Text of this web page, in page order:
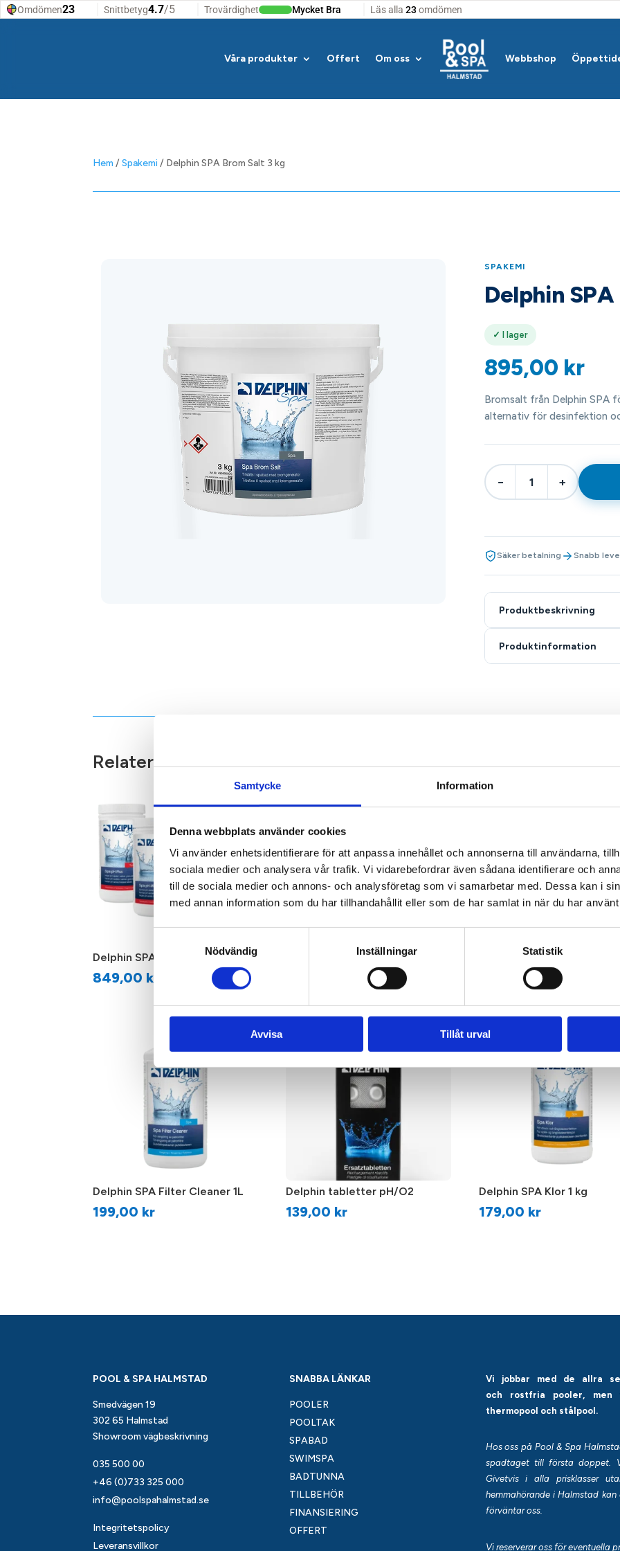
Samtycke Information
Denna webbplats använder cookies
Vi använder enhetsidentifierare för att anpassa innehållet och annonserna till användarna,
sociala medier och analysera vår trafik. Vi vidarebefordrar även sådana identifierare och
till de sociala medier och annons- och analysföretag som vi samarbetar med. Dessa kan i
med annan information som du har tillhandahållit eller som de har samlat in när du har
Nödvändig
Inställningar Statistik
Avvisa Tillåt urval
Våra produkter Offert Om oss Webbshop
Hem /Spakemi / Delphin SPA Brom Salt 3 kg
SPAKEMI
Delphin
✓ I lager
895,00 kr
Bromsalt från Delphin SPA
alternativ för desinfektion
− +
Säker betalning Snabb
Produktbeskrivning
Delphin SPA Brom Salt
bromgenerator.
desinficera vattnet. Det
spabad med
även bromvärdet och
Fördelar
Bromsalt för spabad med
Klorfritt alternativ för
Passar för spabad med
Praktisk 3 kg förpackning
Produktinformation
Relaterade produkter
Delphin SPA Startset Klor
849,00 kr
MSpa Lilla Startpaketet Delphin SPA pH Plus 1 kg
kr
Delphin SPA Filter Cleaner 1L
199,00 kr
Delphin tabletter pH/O2
139,00 kr
Delphin SPA Klor 1 kg
179,00 kr
POOL & SPA HALMSTAD
Smedvägen 19
302 65 Halmstad
Showroom vägbeskrivning
035 500 00
+46 (0)733 325 000
info@poolspahalmstad.se
Integritetspolicy
Leveransvillkor
SNABBA LÄNKAR
POOLER
POOLTAK
SPABAD
SWIMSPA
BADTUNNA
TILLBEHÖR
FINANSIERING
OFFERT
Vi jobbar med de allra
och rostfria pooler, men
thermopool och stålpool.
Hos oss på Pool & Spa
spadtaget till första doppet.
Givetvis i alla prisklasser
hemmahörande i Halmstad
förväntar oss.
Vi reserverar oss för eventuella